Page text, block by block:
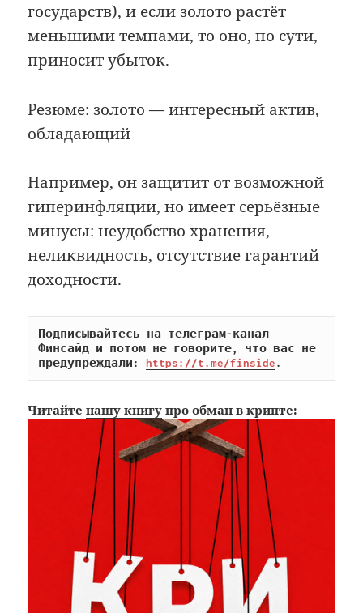
государств), и если золото растёт
меньшими темпами, то оно, по сути,
приносит убыток.
Резюме: золото — интересный актив,
обладающий
Например, он защитит от возможной
гиперинфляции, но имеет серьёзные
минусы: неудобство хранения,
неликвидность, отсутствие гарантий
доходности.
Подписывайтесь на телеграм-канал
Финсайд и потом не говорите, что вас не
предупреждали: https://t.me/finside.
Читайтенашу книгу про обман в крипте: